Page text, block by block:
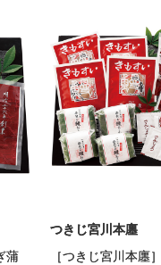
蒲
つきじ宮川本廛
［つきじ宮川本廛